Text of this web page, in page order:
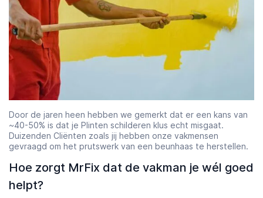
Door de jaren heen hebben we gemerkt dat er een kans van
~40-50% is dat je Plinten schilderen klus echt misgaat.
Duizenden Cliënten zoals jij hebben onze vakmensen
gevraagd om het prutswerk van een beunhaas te herstellen.
Hoe zorgt MrFix dat de vakman je wél goed
helpt?